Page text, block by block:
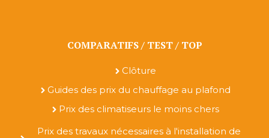
COMPARATIFS / TEST / TOP
Clôture
Guides des prix du chauffage au plafond
Prix des climatiseurs le moins chers
Prix des travaux nécessaires à l'installation de